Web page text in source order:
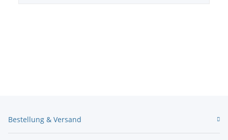
Bestellung & Versand